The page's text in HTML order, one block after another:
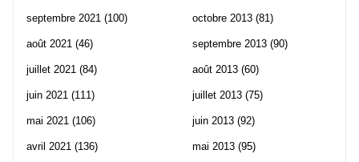
septembre 2021 (100)
août 2021 (46)
juillet 2021 (84)
juin 2021 (111)
mai 2021 (106)
avril 2021 (136)
octobre 2013 (81)
septembre 2013 (90)
août 2013 (60)
juillet 2013 (75)
juin 2013 (92)
mai 2013 (95)